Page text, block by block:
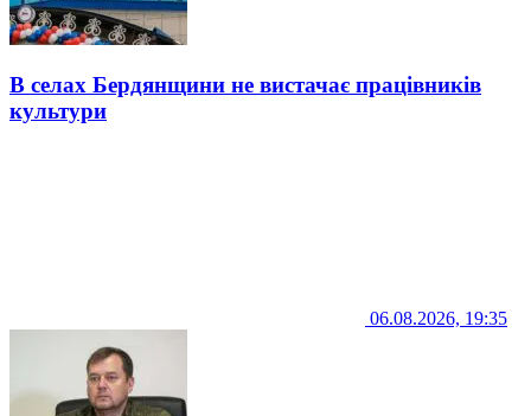
В селах Бердянщини не вистачає працівників
культури
06.08.2026, 19:35